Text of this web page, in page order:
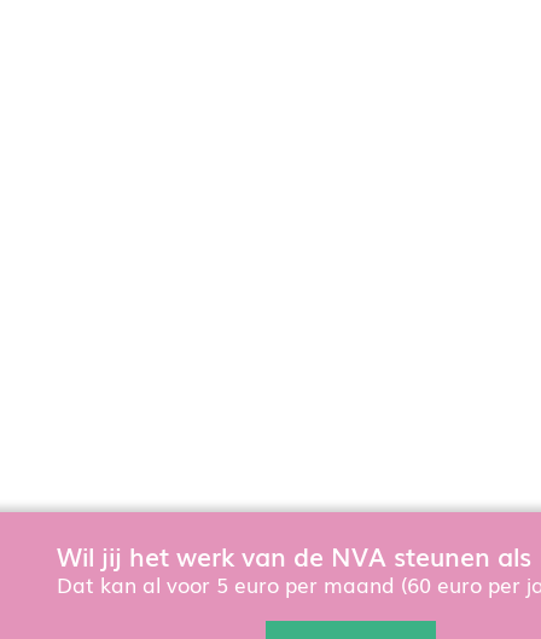
Om de website goed te laten functioneren en te
cookies. Als u de website verder gebruikt dan gaat u hiermee
, die ook geldt als u lid wordt of zich
Wil jij het werk van de NVA steunen als
Dat kan al voor 5 euro per maand (60 euro per